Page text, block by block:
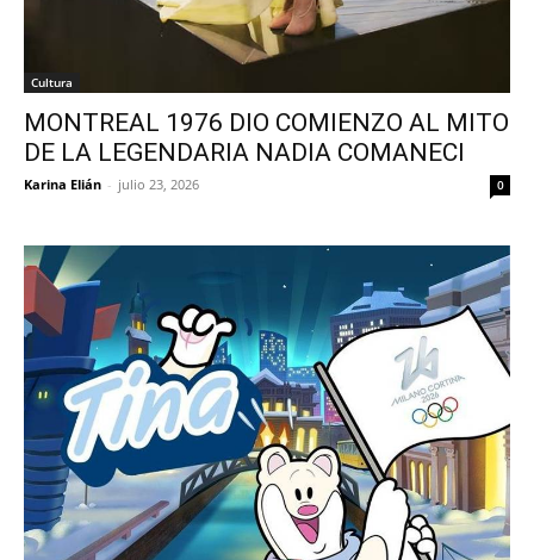
Cultura
MONTREAL 1976 DIO COMIENZO AL MITO
DE LA LEGENDARIA NADIA COMANECI
Karina Elián - julio 23, 2026 0